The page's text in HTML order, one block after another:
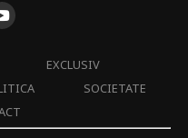
EXCLUSIV
SOCIETATE